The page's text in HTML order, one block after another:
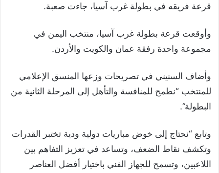
قرعة فريقه في بطولة غرب آسيا، جاءت صعبة.
وأوقعت قرعة بطولة غرب آسيا، منتخب اليمن في
مجموعة واحدة رفقة عمان والكويت والأردن.
وأضاف السنيني في تصريحات وزعها المنسق الإعلامي
للمنتخب “نطمح للمنافسة والتأهل إلى المرحلة الثانية من
البطولة”.
وتابع “نحتاج إلى خوض مباريات دولية ودية تختبر القدرات
وتكشف نقاط الضعف، وتساعد في تعزيز التفاهم بين
اللاعبين، وتسمح للجهاز الفني باختيار أفضل العناصر